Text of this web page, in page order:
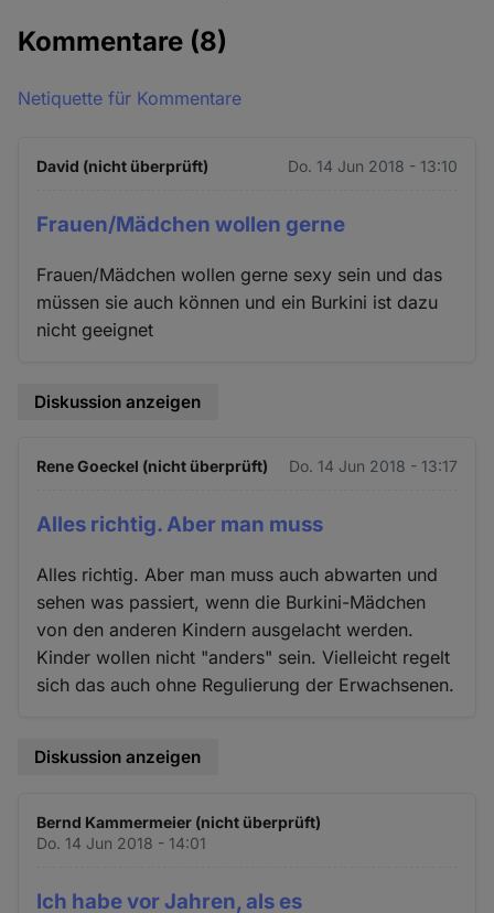
Kommentare (8)
Netiquette für Kommentare
David (nicht überprüft) Do. 14 Jun 2018 - 13:10
Frauen/Mädchen wollen gerne
Frauen/Mädchen wollen gerne sexy sein und das
müssen sie auch können und ein Burkini ist dazu
nicht geeignet
Diskussion anzeigen
Rene Goeckel (nicht überprüft) Do. 14 Jun 2018 - 13:17
Alles richtig. Aber man muss
Alles richtig. Aber man muss auch abwarten und
sehen was passiert, wenn die Burkini-Mädchen
von den anderen Kindern ausgelacht werden.
Kinder wollen nicht "anders" sein. Vielleicht regelt
sich das auch ohne Regulierung der Erwachsenen.
Diskussion anzeigen
Bernd Kammermeier (nicht überprüft)
Do. 14 Jun 2018 - 14:01
Ich habe vor Jahren, als es